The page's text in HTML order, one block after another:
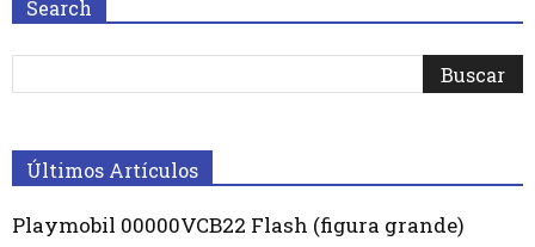
Search
Últimos Artículos
Playmobil 00000VCB22 Flash (figura grande)